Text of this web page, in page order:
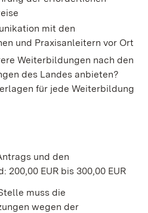
mit den
und Praxisanleitern vor Ort
Weiterbildungen nach den
des Landes anbieten?
für jede Weiterbildung
und den
EUR bis 300,00 EUR
muss die
wegen der